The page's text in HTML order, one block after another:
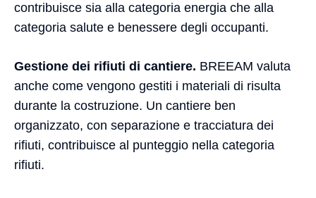
contribuisce sia alla categoria energia che alla
categoria salute e benessere degli occupanti.
Gestione dei rifiuti di cantiere. BREEAM valuta
anche come vengono gestiti i materiali di risulta
durante la costruzione. Un cantiere ben
organizzato, con separazione e tracciatura dei
rifiuti, contribuisce al punteggio nella categoria
rifiuti.